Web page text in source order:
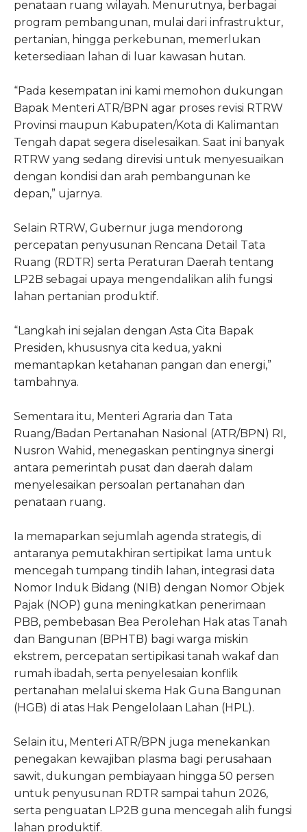
penataan ruang wilayah. Menurutnya, berbagai
program pembangunan, mulai dari infrastruktur,
pertanian, hingga perkebunan, memerlukan
ketersediaan lahan di luar kawasan hutan.
“Pada kesempatan ini kami memohon dukungan
Bapak Menteri ATR/BPN agar proses revisi RTRW
Provinsi maupun Kabupaten/Kota di Kalimantan
Tengah dapat segera diselesaikan. Saat ini banyak
RTRW yang sedang direvisi untuk menyesuaikan
dengan kondisi dan arah pembangunan ke
depan,” ujarnya.
Selain RTRW, Gubernur juga mendorong
percepatan penyusunan Rencana Detail Tata
Ruang (RDTR) serta Peraturan Daerah tentang
LP2B sebagai upaya mengendalikan alih fungsi
lahan pertanian produktif.
“Langkah ini sejalan dengan Asta Cita Bapak
Presiden, khususnya cita kedua, yakni
memantapkan ketahanan pangan dan energi,”
tambahnya.
Sementara itu, Menteri Agraria dan Tata
Ruang/Badan Pertanahan Nasional (ATR/BPN) RI,
Nusron Wahid, menegaskan pentingnya sinergi
antara pemerintah pusat dan daerah dalam
menyelesaikan persoalan pertanahan dan
penataan ruang.
Ia memaparkan sejumlah agenda strategis, di
antaranya pemutakhiran sertipikat lama untuk
mencegah tumpang tindih lahan, integrasi data
Nomor Induk Bidang (NIB) dengan Nomor Objek
Pajak (NOP) guna meningkatkan penerimaan
PBB, pembebasan Bea Perolehan Hak atas Tanah
dan Bangunan (BPHTB) bagi warga miskin
ekstrem, percepatan sertipikasi tanah wakaf dan
rumah ibadah, serta penyelesaian konflik
pertanahan melalui skema Hak Guna Bangunan
(HGB) di atas Hak Pengelolaan Lahan (HPL).
Selain itu, Menteri ATR/BPN juga menekankan
penegakan kewajiban plasma bagi perusahaan
sawit, dukungan pembiayaan hingga 50 persen
untuk penyusunan RDTR sampai tahun 2026,
serta penguatan LP2B guna mencegah alih fungsi
lahan produktif.